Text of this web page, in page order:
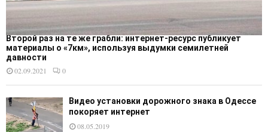
Второй раз на те же грабли: интернет-ресурс публикует
материалы о «7км», используя выдумки семилетней
давности
02.09.2021
0
Видео установки дорожного знака в Одессе
покоряет интернет
08.05.2019